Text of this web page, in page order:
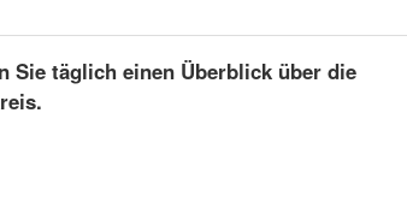
Sie täglich einen Überblick über die